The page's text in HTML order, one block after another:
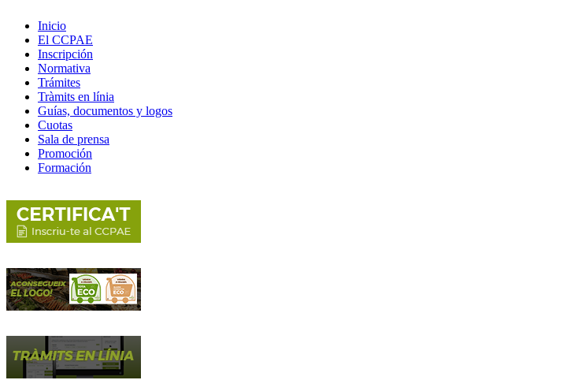
Inicio
El CCPAE
Inscripción
Normativa
Trámites
Tràmits en línia
Guías, documentos y logos
Cuotas
Sala de prensa
Promoción
Formación